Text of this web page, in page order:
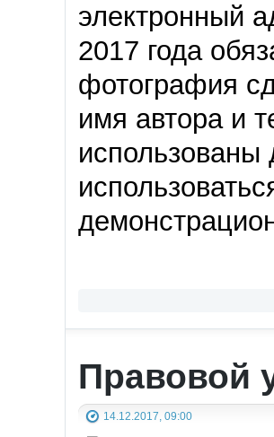
электронный
2017 года
фотография
имя автора и
использованы
Правовой
14.12.2017, 09:00